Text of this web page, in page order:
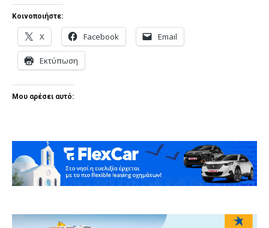
Κοινοποιήστε:
X Facebook Email
Εκτύπωση
Μου αρέσει αυτό: